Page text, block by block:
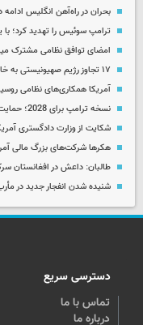
بحران در راه‌آهن انگلیس ادامه دارد؛
ترامپ سوئیس را تهدید کرد؛
امضای توافق نظامی مشترک
۱۷ تجاوز رژیم صهیونیستی به خاک سوریه در ۴۸ ساعت گذشته
آمریکا همکاری‌های نظامی
نسخه ترامپ برای 2028؛ حمایت محرمانه از نامزدی جی‌دی ونس
شکایت از وزارت دادگستری
هکرها شرکت‌های بزرگ مالی
طالبان: داعش در افغانستان
شنیده شدن انفجار جدید در
دسترسی سریع
تماس با ما
درباره ما